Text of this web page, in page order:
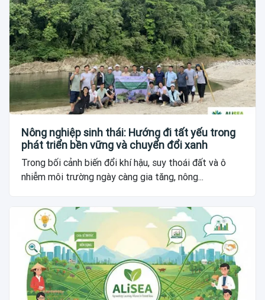
Nông nghiệp sinh thái: Hướng đi tất yếu trong
phát triển bền vững và chuyển đổi xanh
Trong bối cảnh biến đổi khí hậu, suy thoái đất và ô
nhiễm môi trường ngày càng gia tăng, nông...